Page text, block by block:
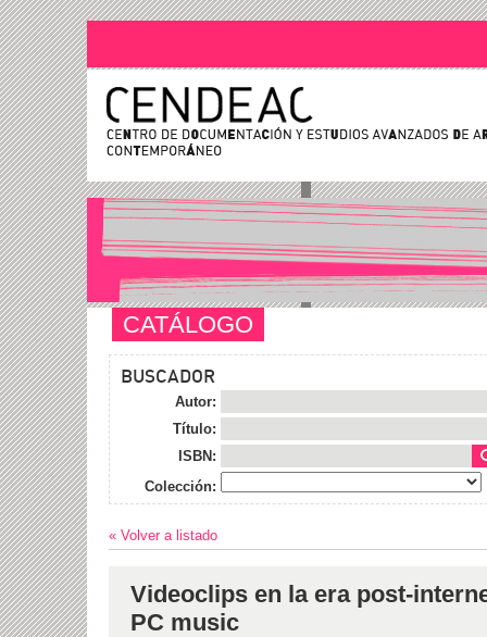
CATÁLOGO
BUSCADOR
Autor:
Título:
ISBN:
Colección:
« Volver a listado
Videoclips en la era post-
PC music